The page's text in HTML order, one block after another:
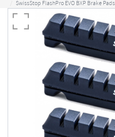
SwissStop FlashPro EVO BXP Brake Pads